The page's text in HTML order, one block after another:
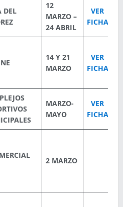
DEL
12
MARZO –
24 ABRIL
VER
FICHA
14 Y 21
MARZO
VER
FICHA
MARZO-
MAYO
VER
FICHA
2 MARZO